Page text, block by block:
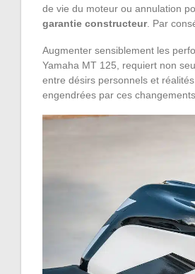
de vie du moteur ou annulation
garantie constructeur. Par
Augmenter sensiblement les
Yamaha MT 125, requiert non
entre désirs personnels et
engendrées par ces